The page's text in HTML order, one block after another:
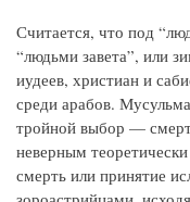
Считается, что под
“людьми завета”, или
иудеев, христиан и
среди арабов.
тройной выбор —
неверным
смерть или принятие